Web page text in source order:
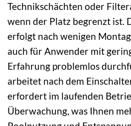
Technikschächten oder
wenn der Platz begrenzt ist.
erfolgt nach wenigen
auch für Anwender mit
Erfahrung problemlos
arbeitet nach dem
erfordert im laufenden
Überwachung, was Ihnen